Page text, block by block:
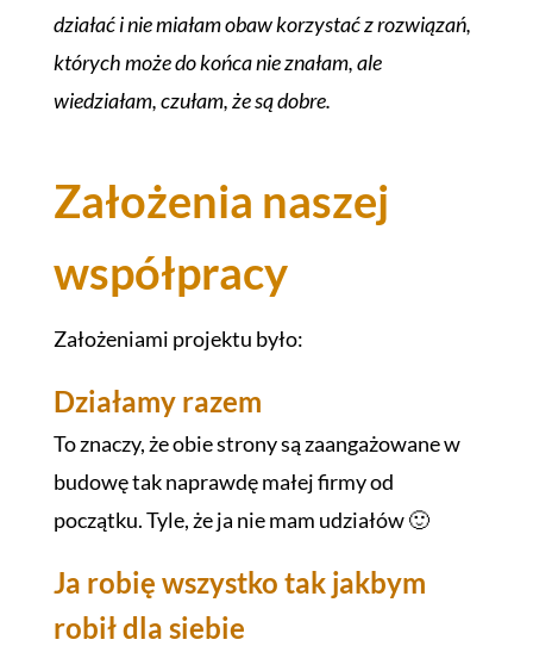
działać i nie miałam obaw korzystać z rozwiązań,
których może do końca nie znałam, ale
wiedziałam, czułam, że są dobre.
Założenia naszej
współpracy
Założeniami projektu było:
Działamy razem
To znaczy, że obie strony są zaangażowane w
budowę tak naprawdę małej firmy od
początku. Tyle, że ja nie mam udziałów 🙂
Ja robię wszystko tak jakbym
robił dla siebie